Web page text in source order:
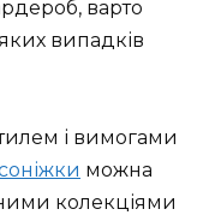
варто
випадків
і вимогами
можна
колекціями